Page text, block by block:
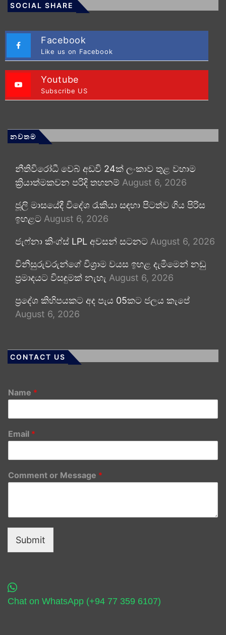
SOCIAL SHARE
Facebook
Like us on Facebook
Youtube
Subscribe US
නවතම
නීතිවිරෝධී වෙබ් අඩවි 24ක් ලංකාව තුළ වහාම
ක්‍රියාත්මකවන පරිදි තහනම් August 6, 2026
ජූලි මාසයේදී විදේශ රැකියා සඳහා පිටත්ව ගිය පිරිස
ඉහළට August 6, 2026
ජැෆ්නා කිංග්ස් LPL අවසන් සටනට August 6, 2026
විනිසුරුවරුන්ගේ විශ්‍රාම වයස ඉහළ දැමීමෙන් නඩු
ප්‍රමාදයට විසඳුමක් නැහැ August 6, 2026
ප්‍රදේශ කිහිපයකට අද පැය 05කට ජලය කැපේ
August 6, 2026
CONTACT US
Name *
Email *
Comment or Message *
Submit
Chat on WhatsApp (+94 77 359 6107)